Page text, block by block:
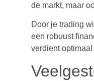
de markt, maar
Door je trading
een robuust
verdient